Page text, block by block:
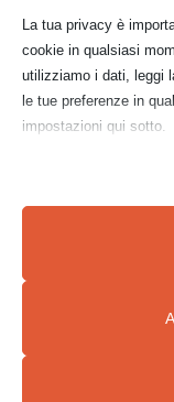
La tua privacy è
cookie in qualsiasi
utilizziamo i dati, leggi
le tue preferenze in
impostazioni qui sotto.
influire sulla tua
I cookie e i servizi